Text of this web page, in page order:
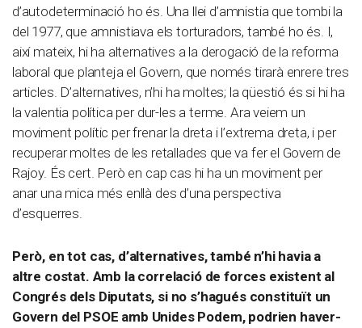
d’autodeterminació ho és. Una llei d’amnistia que tombi la
del 1977, que amnistiava els torturadors, també ho és. I,
així mateix, hi ha alternatives a la derogació de la reforma
laboral que planteja el Govern, que només tirarà enrere tres
articles. D’alternatives, n’hi ha moltes; la qüestió és si hi ha
la valentia política per dur-les a terme. Ara veiem un
moviment polític per frenar la dreta i l’extrema dreta, i per
recuperar moltes de les retallades que va fer el Govern de
Rajoy. És cert. Però en cap cas hi ha un moviment per
anar una mica més enllà des d’una perspectiva
d’esquerres.
Però, en tot cas, d’alternatives, també n’hi havia a
altre costat. Amb la correlació de forces existent al
Congrés dels Diputats, si no s’hagués constituït un
Govern del PSOE amb Unides Podem, podrien haver-